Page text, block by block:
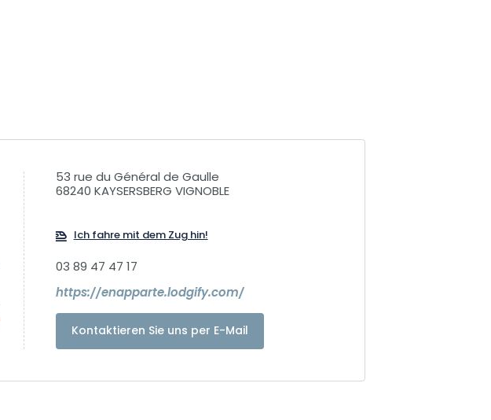
53 rue du Général de Gaulle
68240 KAYSERSBERG VIGNOBLE
Ich fahre mit dem Zug hin!
03 89 47 47 17
https://enapparte.lodgify.com/
Kontaktieren Sie uns per E-Mail